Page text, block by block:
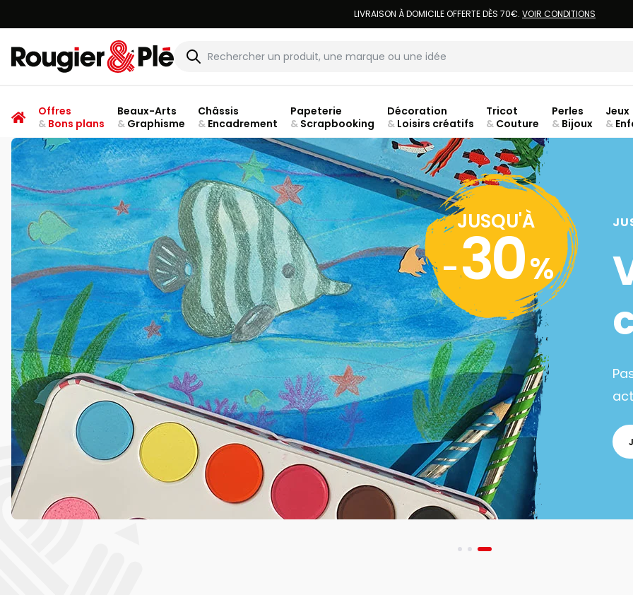
LIVRAISON À DOMICILE OFFERTE DÈS 70€. VOIR CONDITIONS
Rougier & Plé
Offres
&Bons plans
Beaux-Arts
&Graphisme
Châssis
&Encadrement
Papeterie
&Scrapbooking
Décoration
&Loisirs créatifs
Tricot
& Couture
Perles
& Bijoux
Jeux
&
JUSQU'À
-30%